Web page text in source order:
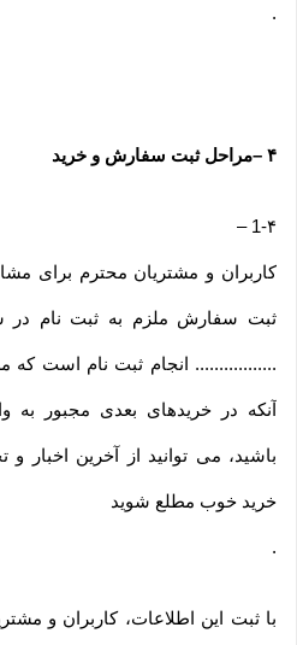
.
۴ –مراحل ثبت سفارش و خرید
1-۴ –
کاربران و مشتریان محترم برای
ثبت سفارش ملزم به ثبت نام در
................. انجام ثبت نام است که
آنکه در خریدهای بعدی مجبور به
باشید، می توانید از آخرین اخبار و
خرید خوب مطلع شوید
.
با ثبت این اطلاعات، کاربران و